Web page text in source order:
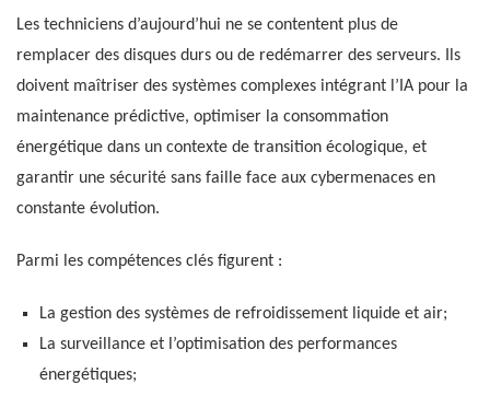
Les techniciens d’aujourd’hui ne se contentent plus de
remplacer des disques durs ou de redémarrer des serveurs. Ils
doivent maîtriser des systèmes complexes intégrant l’IA pour la
maintenance prédictive, optimiser la consommation
énergétique dans un contexte de transition écologique, et
garantir une sécurité sans faille face aux cybermenaces en
constante évolution.
Parmi les compétences clés figurent :
La gestion des systèmes de refroidissement liquide et air;
La surveillance et l’optimisation des performances
énergétiques;